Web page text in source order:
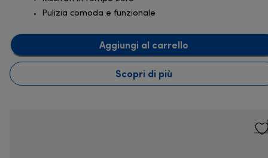
Pulizia comoda e funzionale
Aggiungi al carrello
Scopri di più